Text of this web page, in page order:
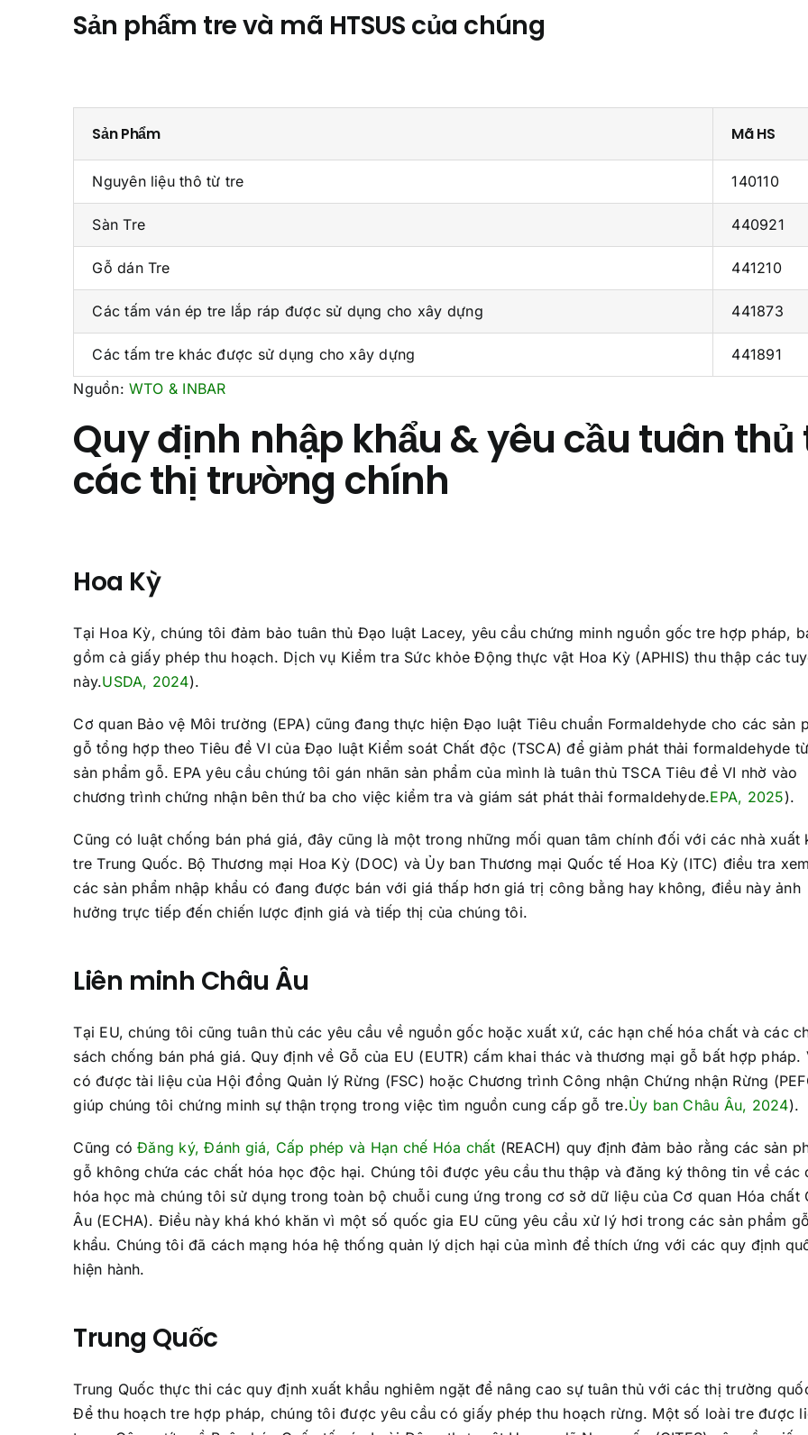
Sản phẩm tre và mã HTSUS của chúng
Sản Phẩm Mã HS
Nguyên liệu thô từ tre 140110
Sàn Tre 440921
Gỗ dán Tre 441210
Các tấm ván ép tre lắp ráp được sử dụng cho xây dựng 441873
Các tấm tre khác được sử dụng cho xây dựng
441891
Nguồn:WTO & INBAR
Quy định nhập khẩu & yêu cầu tuân thủ
các thị trường chính
Hoa Kỳ
Tại Hoa Kỳ, chúng tôi đảm bảo tuân thủ Đạo luật Lacey, yêu cầu chứng minh nguồn gốc tre hợp pháp,
gồm cả giấy phép thu hoạch. Dịch vụ Kiểm tra Sức khỏe Động thực vật Hoa Kỳ (APHIS) thu thập các
này.USDA, 2024).
Cơ quan Bảo vệ Môi trường (EPA) cũng đang thực hiện Đạo luật Tiêu chuẩn Formaldehyde cho các sản
gỗ tổng hợp theo Tiêu đề VI của Đạo luật Kiểm soát Chất độc (TSCA) để giảm phát thải formaldehyde
sản phẩm gỗ. EPA yêu cầu chúng tôi gán nhãn sản phẩm của mình là tuân thủ TSCA Tiêu đề VI nhờ vào
chương trình chứng nhận bên thứ ba cho việc kiểm tra và giám sát phát thải formaldehyde.EPA, 2025).
Cũng có luật chống bán phá giá, đây cũng là một trong những mối quan tâm chính đối với các nhà xuất
tre Trung Quốc. Bộ Thương mại Hoa Kỳ (DOC) và Ủy ban Thương mại Quốc tế Hoa Kỳ (ITC) điều tra
các sản phẩm nhập khẩu có đang được bán với giá thấp hơn giá trị công bằng hay không, điều này ảnh
hưởng trực tiếp đến chiến lược định giá và tiếp thị của chúng tôi.
Liên minh Châu Âu
Tại EU, chúng tôi cũng tuân thủ các yêu cầu về nguồn gốc hoặc xuất xứ, các hạn chế hóa chất và các
sách chống bán phá giá. Quy định về Gỗ của EU (EUTR) cấm khai thác và thương mại gỗ bất hợp pháp.
có được tài liệu của Hội đồng Quản lý Rừng (FSC) hoặc Chương trình Công nhận Chứng nhận Rừng
giúp chúng tôi chứng minh sự thận trọng trong việc tìm nguồn cung cấp gỗ tre.Ủy ban Châu Âu, 2024).
Cũng cóĐăng ký, Đánh giá, Cấp phép và Hạn chế Hóa chất (REACH) quy định đảm bảo rằng các sản
gỗ không chứa các chất hóa học độc hại. Chúng tôi được yêu cầu thu thập và đăng ký thông tin về các
hóa học mà chúng tôi sử dụng trong toàn bộ chuỗi cung ứng trong cơ sở dữ liệu của Cơ quan Hóa chất
Âu (ECHA). Điều này khá khó khăn vì một số quốc gia EU cũng yêu cầu xử lý hơi trong các sản phẩm
khẩu. Chúng tôi đã cách mạng hóa hệ thống quản lý dịch hại của mình để thích ứng với các quy định
hiện hành.
Trung Quốc
Trung Quốc thực thi các quy định xuất khẩu nghiêm ngặt để nâng cao sự tuân thủ với các thị trường
Để thu hoạch tre hợp pháp, chúng tôi được yêu cầu có giấy phép thu hoạch rừng. Một số loài tre được